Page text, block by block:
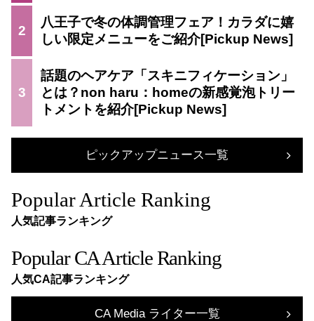
2
八王子で冬の体調管理フェア！カラダに嬉
しい限定メニューをご紹介
3
話題のヘアケア「スキニフィケーション」
とは？non haru：homeの新感覚泡トリー
トメントを紹介
ピックアップニュース一覧
Popular Article Ranking
人気記事ランキング
Popular CA Article Ranking
人気CA記事ランキング
CA Media ライター一覧